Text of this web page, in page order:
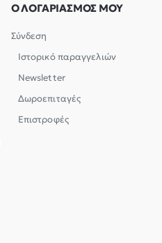
Ο ΛΟΓΑΡΙΑΣΜΟΣ ΜΟΥ
Σύνδεση
Ιστορικό παραγγελιών
Newsletter
Δωροεπιταγές
Επιστροφές